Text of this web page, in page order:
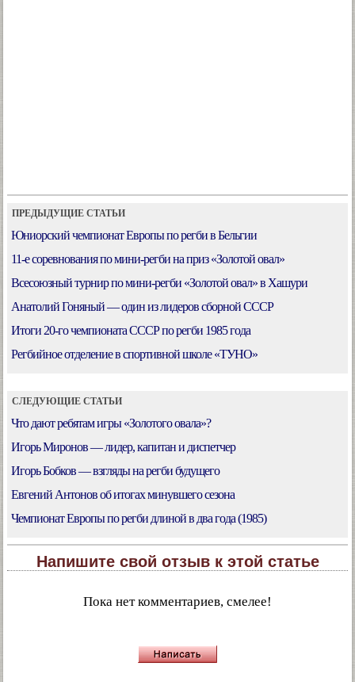
ПРЕДЫДУЩИЕ СТАТЬИ
Юниорский чемпионат Европы по регби в Бельгии
11-е соревнования по мини-регби на приз «Золотой овал»
Всесоюзный турнир по мини-регби «Золотой овал» в Хашури
Анатолий Гоняный — один из лидеров сборной СССР
Итоги 20-го чемпионата СССР по регби 1985 года
Регбийное отделение в спортивной школе «ТУНО»
СЛЕДУЮЩИЕ СТАТЬИ
Что дают ребятам игры «Золотого овала»?
Игорь Миронов — лидер, капитан и диспетчер
Игорь Бобков — взгляды на регби будущего
Евгений Антонов об итогах минувшего сезона
Чемпионат Европы по регби длиной в два года (1985)
Напишите свой отзыв к этой статье
Пока нет комментариев, смелее!